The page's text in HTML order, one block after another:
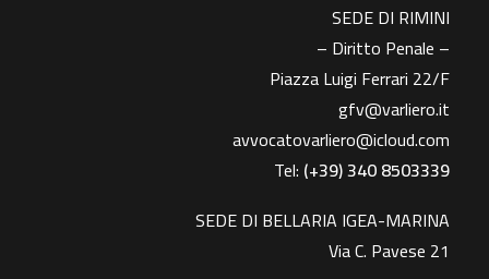
SEDE DI RIMINI
– Diritto Penale –
Piazza Luigi Ferrari 22/F
gfv@varliero.it
avvocatovarliero@icloud.com
Tel: (+39) 340 8503339
SEDE DI BELLARIA IGEA-MARINA
Via C. Pavese 21